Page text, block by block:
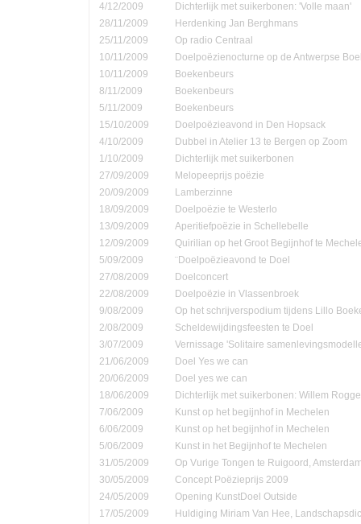
4/12/2009
Dichterlijk met suikerbonen: 'Volle maan'
28/11/2009
Herdenking Jan Berghmans
25/11/2009
Op radio Centraal
10/11/2009
Doelpoëzienocturne op de Antwerpse
10/11/2009
Boekenbeurs
8/11/2009
Boekenbeurs
5/11/2009
Boekenbeurs
15/10/2009
Doelpoëzieavond in Den Hopsack
4/10/2009
Dubbel in Atelier 13 te Bergen op Zoom
1/10/2009
Dichterlijk met suikerbonen
27/09/2009
Melopeeprijs poëzie
20/09/2009
Lamberzinne
18/09/2009
Doelpoëzie te Westerlo
13/09/2009
Aperitiefpoëzie in Schellebelle
12/09/2009
Quirilian op het Groot Begijnhof te
5/09/2009
¨Doelpoëzieavond te Doel
27/08/2009
Doelconcert
22/08/2009
Doelpoëzie in Vlassenbroek
9/08/2009
Op het schrijverspodium tijdens Lillo
2/08/2009
Scheldewijdingsfeesten te Doel
3/07/2009
Vernissage 'Solitaire
21/06/2009
Doel Yes we can
20/06/2009
Doel yes we can
18/06/2009
Dichterlijk met suikerbonen: Willem
7/06/2009
Kunst op het begijnhof in Mechelen
6/06/2009
Kunst op het begijnhof in Mechelen
5/06/2009
Kunst in het Begijnhof te Mechelen
31/05/2009
Op Vurige Tongen te Ruigoord,
30/05/2009
Concept Poëzieprijs 2009
24/05/2009
Opening KunstDoel Outside
17/05/2009
Huldiging Miriam Van Hee,